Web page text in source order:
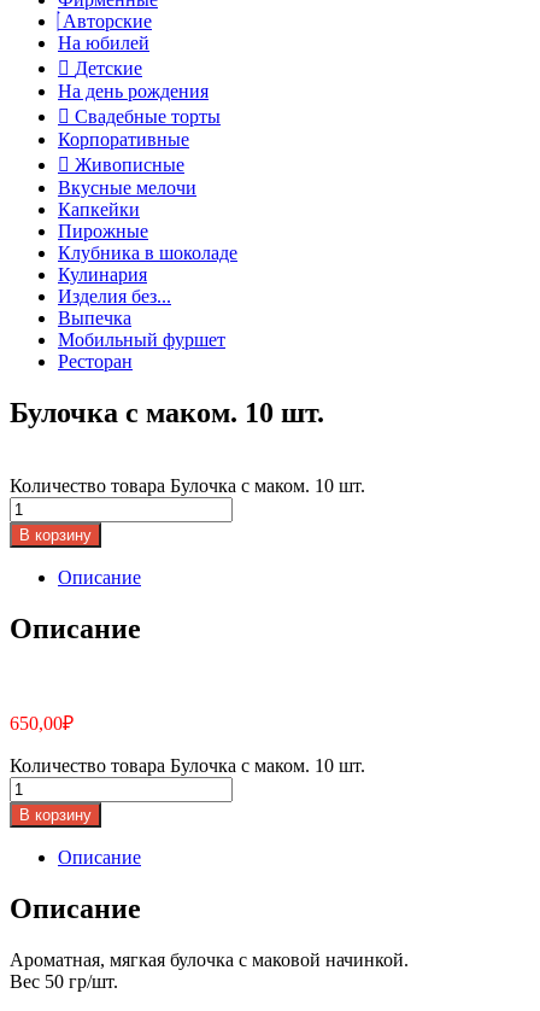
Авторские
На юбилей
Детские
На день рождения
Свадебные торты
Корпоративные
Живописные
Вкусные мелочи
Капкейки
Пирожные
Клубника в шоколаде
Кулинария
Изделия без...
Выпечка
Мобильный фуршет
Ресторан
Булочка с маком. 10 шт.
Количество товара Булочка с маком. 10 шт.
В корзину
Описание
Описание
650,00₽
Количество товара Булочка с маком. 10 шт.
В корзину
Описание
Описание
Ароматная, мягкая булочка с маковой начинкой.
Вес 50 гр/шт.